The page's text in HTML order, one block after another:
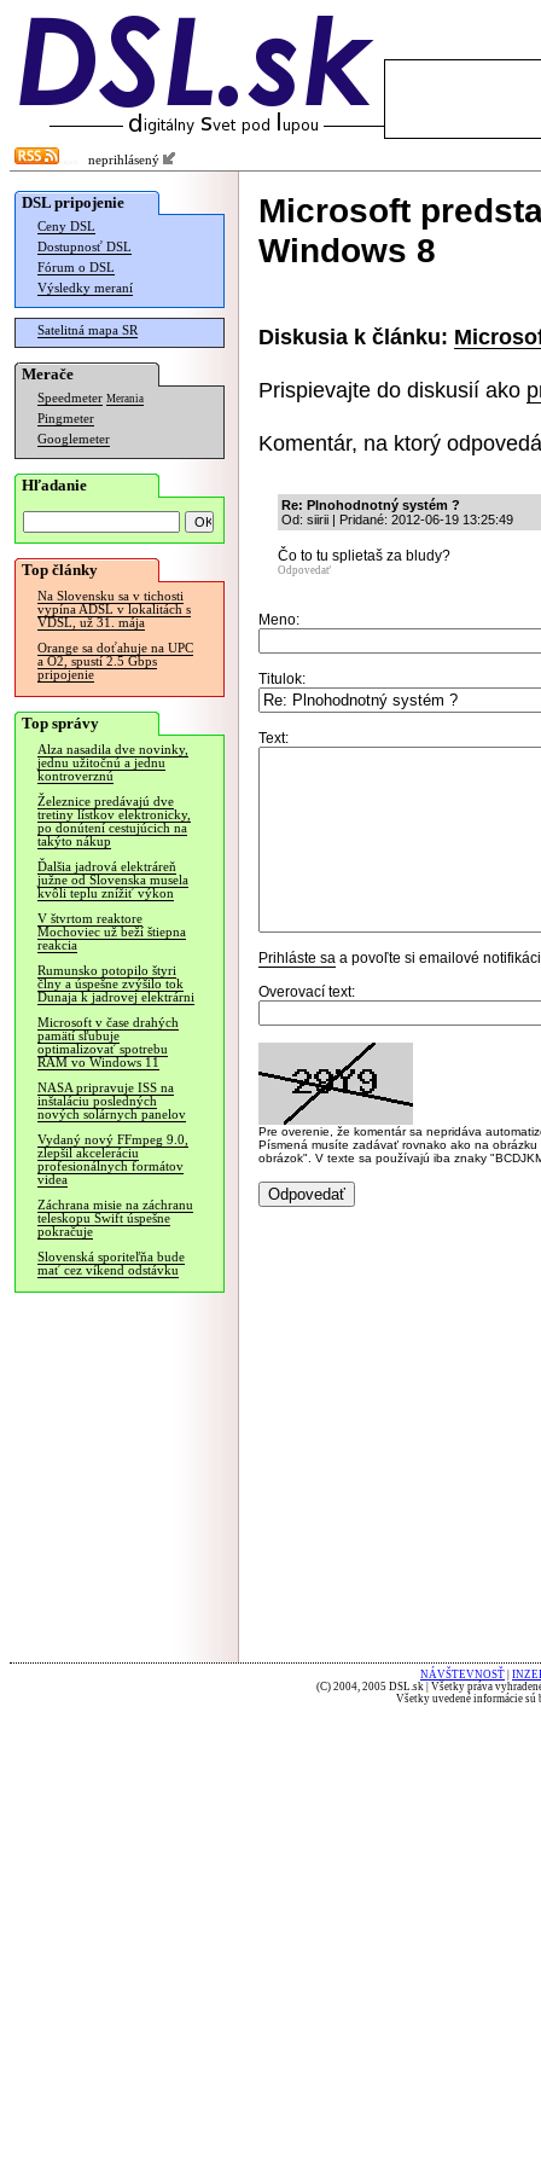
neprihlásený
DSL pripojenie
Ceny DSL
Dostupnosť DSL
Fórum o DSL
Výsledky meraní
Satelitná mapa SR
Merače
Speedmeter Merania
Pingmeter
Googlemeter
Hľadanie
Top články
Na Slovensku sa v tichosti
vypína ADSL v lokalitách s
VDSL, už 31. mája
Orange sa doťahuje na UPC
a O2, spustí 2.5 Gbps
pripojenie
Top správy
Alza nasadila dve novinky,
jednu užitočnú a jednu
kontroverznú
Železnice predávajú dve
tretiny lístkov elektronicky,
po donútení cestujúcich na
takýto nákup
Ďalšia jadrová elektráreň
južne od Slovenska musela
kvôli teplu znížiť výkon
V štvrtom reaktore
Mochoviec už beží štiepna
reakcia
Rumunsko potopilo štyri
člny a úspešne zvýšilo tok
Dunaja k jadrovej elektrárni
Microsoft v čase drahých
pamätí sľubuje
optimalizovať spotrebu
RAM vo Windows 11
NASA pripravuje ISS na
inštaláciu posledných
nových solárnych panelov
Vydaný nový FFmpeg 9.0,
zlepšil akceleráciu
profesionálnych formátov
videa
Záchrana misie na záchranu
teleskopu Swift úspešne
pokračuje
Slovenská sporiteľňa bude
mať cez víkend odstávku
Microsoft
Windows 8
Diskusia k článku:
Prispievajte do diskusií ako
Komentár, na ktorý
Re: Plnohodnotný systém ?
Od: siirii | Pridané: 2012-06-19 13:25:49
Čo to tu splietaš za bludy?
Odpovedať
Meno:
Titulok:
Text:
Prihláste sa a povoľte si emailové
Overovací text:
Pre overenie, že komentár sa nepridáva
Písmená musíte zadávať rovnako ako na
obrázok". V texte sa používajú iba znaky
NÁVŠTEVNOSŤ
(C) 2004, 2005 DSL.sk | Všetky práva
Všetky uvedené informácie sú